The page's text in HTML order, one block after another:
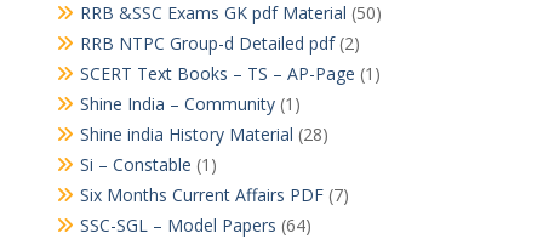
RRB &SSC Exams GK pdf Material (50)
RRB NTPC Group-d Detailed pdf(2)
SCERT Text Books – TS – AP-Page (1)
Shine India – Community(1)
Shine india History Material (28)
Si – Constable (1)
Six Months Current Affairs PDF(7)
SSC-SGL – Model Papers (64)